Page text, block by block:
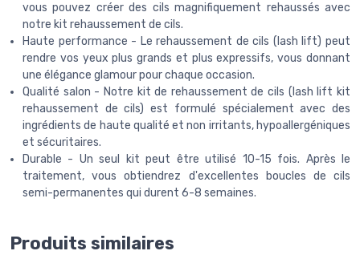
vous pouvez créer des cils magnifiquement rehaussés avec
notre kit rehaussement de cils.
Haute performance - Le rehaussement de cils (lash lift) peut
rendre vos yeux plus grands et plus expressifs, vous donnant
une élégance glamour pour chaque occasion.
Qualité salon - Notre kit de rehaussement de cils (lash lift kit
rehaussement de cils) est formulé spécialement avec des
ingrédients de haute qualité et non irritants, hypoallergéniques
et sécuritaires.
Durable - Un seul kit peut être utilisé 10-15 fois. Après le
traitement, vous obtiendrez d'excellentes boucles de cils
semi-permanentes qui durent 6-8 semaines.
Produits similaires